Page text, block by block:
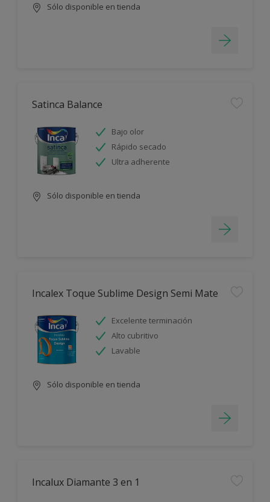
Sólo disponible en tienda
Satinca Balance
Bajo olor
Rápido secado
Ultra adherente
Sólo disponible en tienda
Incalex Toque Sublime Design Semi Mate
Excelente terminación
Alto cubritivo
Lavable
Sólo disponible en tienda
Incalux Diamante 3 en 1